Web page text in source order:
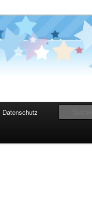
Datenschutz